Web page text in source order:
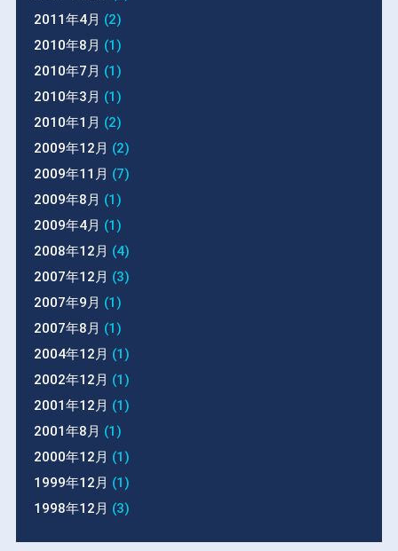
2011年4月 (2)
2010年8月 (1)
2010年7月 (1)
2010年3月 (1)
2010年1月 (2)
2009年12月 (2)
2009年11月 (7)
2009年8月 (1)
2009年4月 (1)
2008年12月 (4)
2007年12月 (3)
2007年9月 (1)
2007年8月 (1)
2004年12月 (1)
2002年12月 (1)
2001年12月 (1)
2001年8月 (1)
2000年12月 (1)
1999年12月 (1)
1998年12月 (3)